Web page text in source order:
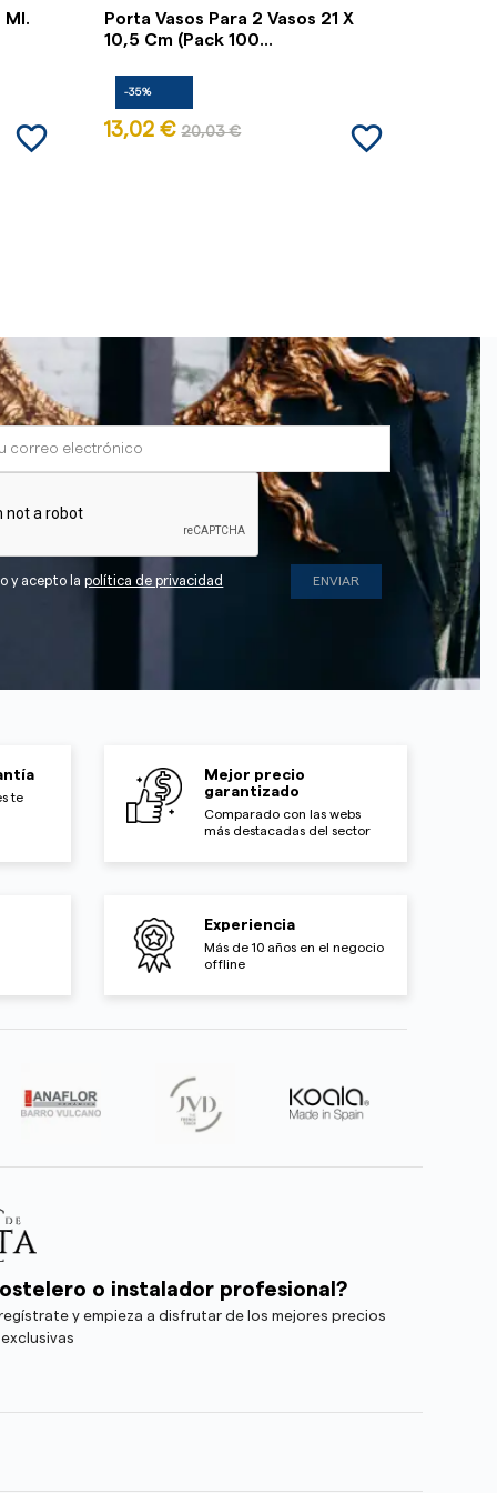
Ml.
favorite_border
Porta Vasos Para 2 Vasos 21 X
10,5 Cm (Pack 100...
-35%
13,02 € 20,03 € favorite_border
y acepto lapolítica de privacidad
te
Mejor precio
garantizado
Comparado con las webs
más destacadas del sector
Experiencia
Más de 10 años en el negocio
offline
o instalador profesional?
y empieza a disfrutar de los mejores precios